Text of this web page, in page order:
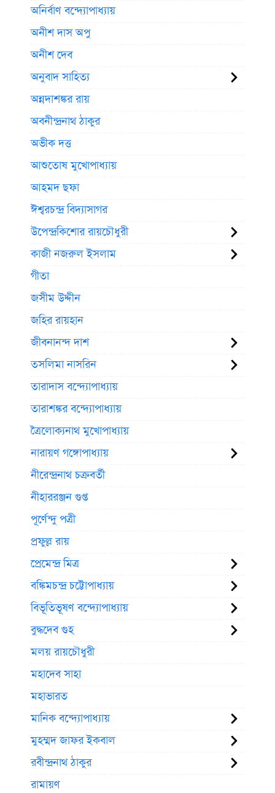
অনির্বাণ বন্দ্যোপাধ্যায়
অনীশ দাস অপু
অনীশ দেব
অনুবাদ সাহিত্য
অন্নদাশঙ্কর রায়
অবনীন্দ্রনাথ ঠাকুর
অভীক দত্ত
আশুতোষ মুখোপাধ্যায়
আহমদ ছফা
ঈশ্বরচন্দ্র বিদ্যাসাগর
উপেন্দ্রকিশোর রায়চৌধুরী
কাজী নজরুল ইসলাম
গীতা
জসীম উদ্দীন
জহির রায়হান
জীবনানন্দ দাশ
তসলিমা নাসরিন
তারাদাস বন্দ্যোপাধ্যায়
তারাশঙ্কর বন্দ্যোপাধ্যায়
ত্রৈলোক্যনাথ মুখোপাধ্যায়
নারায়ণ গঙ্গোপাধ্যায়
নীরেন্দ্রনাথ চক্রবর্তী
নীহাররঞ্জন গুপ্ত
পূর্ণেন্দু পত্রী
প্রফুল্ল রায়
প্রেমেন্দ্র মিত্র
বঙ্কিমচন্দ্র চট্টোপাধ্যায়
বিভূতিভূষণ বন্দ্যোপাধ্যায়
বুদ্ধদেব গুহ
মলয় রায়চৌধুরী
মহাদেব সাহা
মহাভারত
মানিক বন্দ্যোপাধ্যায়
মুহম্মদ জাফর ইকবাল
রবীন্দ্রনাথ ঠাকুর
রামায়ণ